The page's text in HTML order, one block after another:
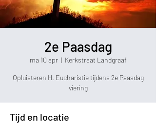
2e Paasdag
ma 10 apr
  |
Kerkstraat Landgraaf
Opluisteren H. Eucharistie tijdens 2e Paasdag
viering
Tijd en locatie